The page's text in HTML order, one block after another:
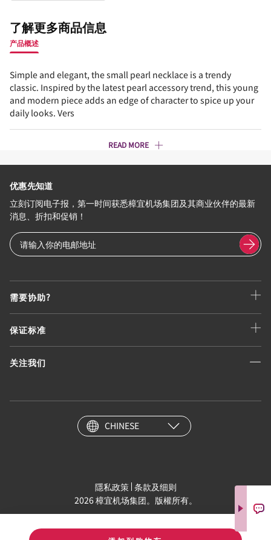
了解更多商品信息
产品概述
Simple and elegant, the small pearl necklace is a trendy
classic. Inspired by the latest pearl accessory trend, this young
and modern piece adds an edge of character to spice up your
daily looks. Vers
READ MORE
需要协助?
保证标准
关注我们
优惠先知道
立刻订阅电子报，第一时间获悉樟宜机场集团及其商业伙伴的最新
消息、折扣和促销！
CHINESE
隱私政策 条款及细则
2026 樟宜机场集团。版權所有。